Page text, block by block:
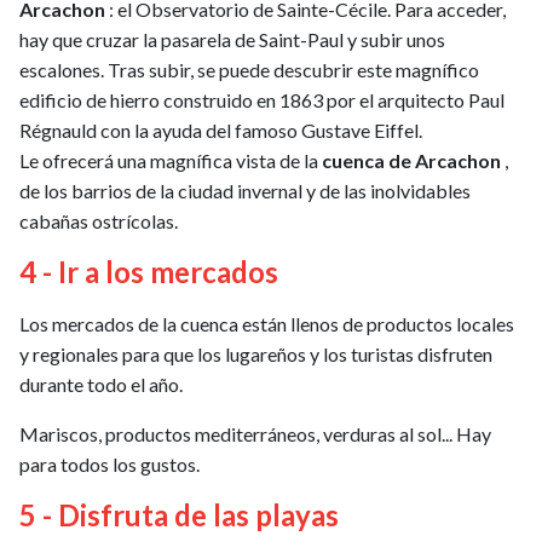
Arcachon : el Observatorio de Sainte-Cécile. Para acceder,
hay que cruzar la pasarela de Saint-Paul y subir unos
escalones. Tras subir, se puede descubrir este magnífico
edificio de hierro construido en 1863 por el arquitecto Paul
Régnauld con la ayuda del famoso Gustave Eiffel.
Le ofrecerá una magnífica vista de la cuenca de Arcachon
de los barrios de la ciudad invernal y de las inolvidables
cabañas ostrícolas.
4 - Ir a los mercados
Los mercados de la cuenca están llenos de productos locales
y regionales para que los lugareños y los turistas disfruten
durante todo el año.
Mariscos, productos mediterráneos, verduras al sol... Hay
para todos los gustos.
5 - Disfruta de las playas